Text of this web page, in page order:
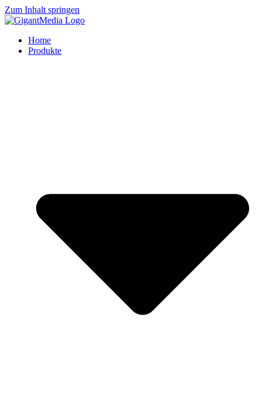
Zum Inhalt springen
Home
Produkte